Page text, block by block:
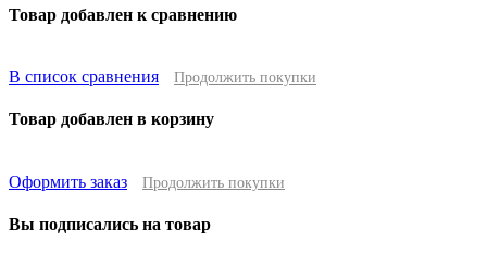
Товар добавлен к сравнению
В список сравнения Продолжить покупки
Товар добавлен в корзину
Оформить заказ Продолжить покупки
Вы подписались на товар